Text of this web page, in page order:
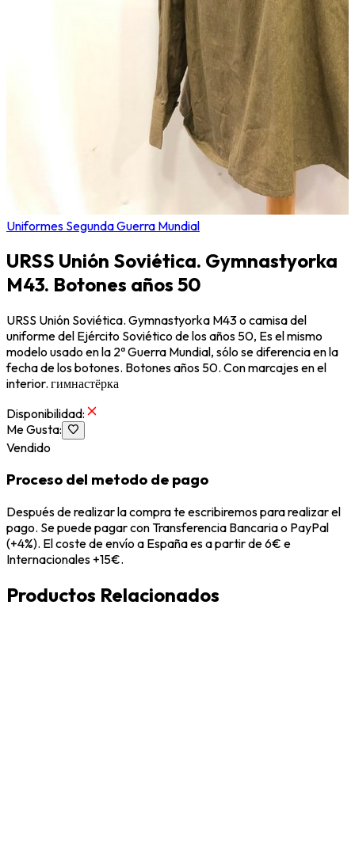
Uniformes Segunda Guerra Mundial
URSS Unión Soviética. Gymnastyorka
M43. Botones años 50
URSS Unión Soviética. Gymnastyorka M43 o camisa del
uniforme del Ejército Soviético de los años 50, Es el mismo
modelo usado en la 2ª Guerra Mundial, sólo se diferencia en la
fecha de los botones. Botones años 50. Con marcajes en el
interior. гимнастёрка
Disponibilidad:
Me Gusta:
Vendido
Proceso del metodo de pago
Después de realizar la compra te escribiremos para realizar el
pago. Se puede pagar con Transferencia Bancaria o PayPal
(+4%). El coste de envío a España es a partir de 6€ e
Internacionales +15€.
Productos Relacionados